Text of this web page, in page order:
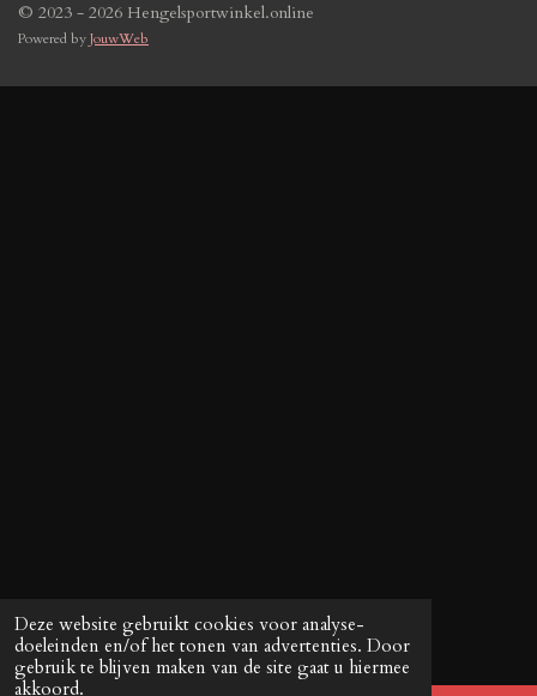
Deze website gebruikt cookies voor analyse-
doeleinden en/of het tonen van advertenties. Door
gebruik te blijven maken van de site gaat u hiermee
akkoord.
© 2023 - 2026 Hengelsportwinkel.online
Powered byJouwWeb